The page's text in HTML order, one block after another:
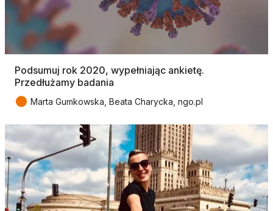
Podsumuj rok 2020, wypełniając ankietę.
Przedłużamy badania
● Marta Gumkowska, Beata Charycka, ngo.pl